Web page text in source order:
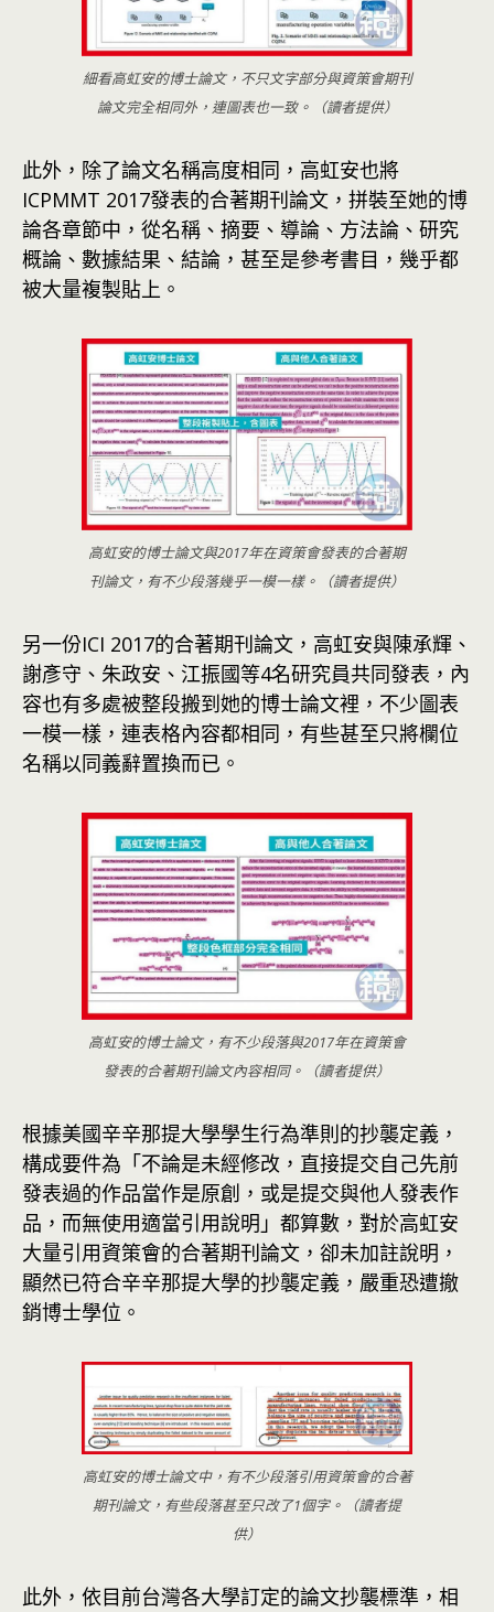
細看高虹安的博士論文，不只文字部分與資策會期刊
論文完全相同外，連圖表也一致。（讀者提供）
此外，除了論文名稱高度相同，高虹安也將
ICPMMT 2017發表的合著期刊論文，拼裝至她的博
論各章節中，從名稱、摘要、導論、方法論、研究
概論、數據結果、結論，甚至是參考書目，幾乎都
被大量複製貼上。
高虹安的博士論文與2017年在資策會發表的合著期
刊論文，有不少段落幾乎一模一樣。（讀者提供）
另一份ICI 2017的合著期刊論文，高虹安與陳承輝、
謝彥守、朱政安、江振國等4名研究員共同發表，內
容也有多處被整段搬到她的博士論文裡，不少圖表
一模一樣，連表格內容都相同，有些甚至只將欄位
名稱以同義辭置換而已。
高虹安的博士論文，有不少段落與2017年在資策會
發表的合著期刊論文內容相同。（讀者提供）
根據美國辛辛那提大學學生行為準則的抄襲定義，
構成要件為「不論是未經修改，直接提交自己先前
發表過的作品當作是原創，或是提交與他人發表作
品，而無使用適當引用說明」都算數，對於高虹安
大量引用資策會的合著期刊論文，卻未加註說明，
顯然已符合辛辛那提大學的抄襲定義，嚴重恐遭撤
銷博士學位。
高虹安的博士論文中，有不少段落引用資策會的合著
期刊論文，有些段落甚至只改了1個字。（讀者提
供）
此外，依目前台灣各大學訂定的論文抄襲標準，相